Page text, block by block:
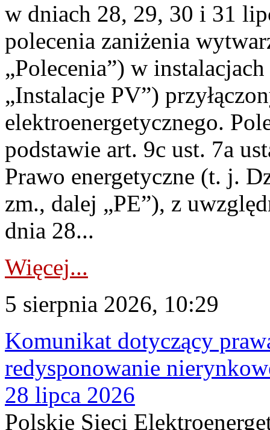
w dniach 28, 29, 30 i 31
polecenia zaniżenia
„Polecenia”) w
„Instalacje PV”)
elektroenergetycznego.
podstawie art. 9c ust. 7a
Prawo energetyczne (t. j.
zm., dalej „PE”), z
dnia 28...
Więcej...
5 sierpnia 2026, 10:29
Komunikat dotyczący
redysponowanie
28 lipca 2026
Polskie Sieci